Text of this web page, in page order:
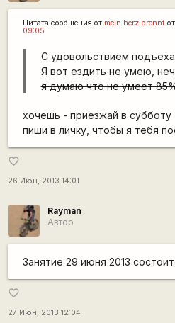
Цитата сообщения от mein herz brennt
09:05
С удовольствием
Я вот ездить не умею,
я думаю что не умеет
хочешь - приезжай в субботу
пиши в личку, чтобы я тебя
favorite_border
26 Июн, 2013 14:01
Rаyman
Автор
Занятие 29 июня 2013
favorite_border
27 Июн, 2013 12:04